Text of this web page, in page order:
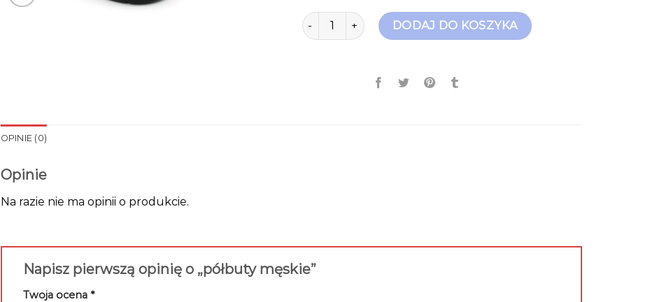
ilość półbuty męskieDODAJ DO KOSZYKA
OPINIE (0)
Opinie
Na razie nie ma opinii o produkcie.
Napisz pierwszą opinię o „półbuty męskie”
Twoja ocena *